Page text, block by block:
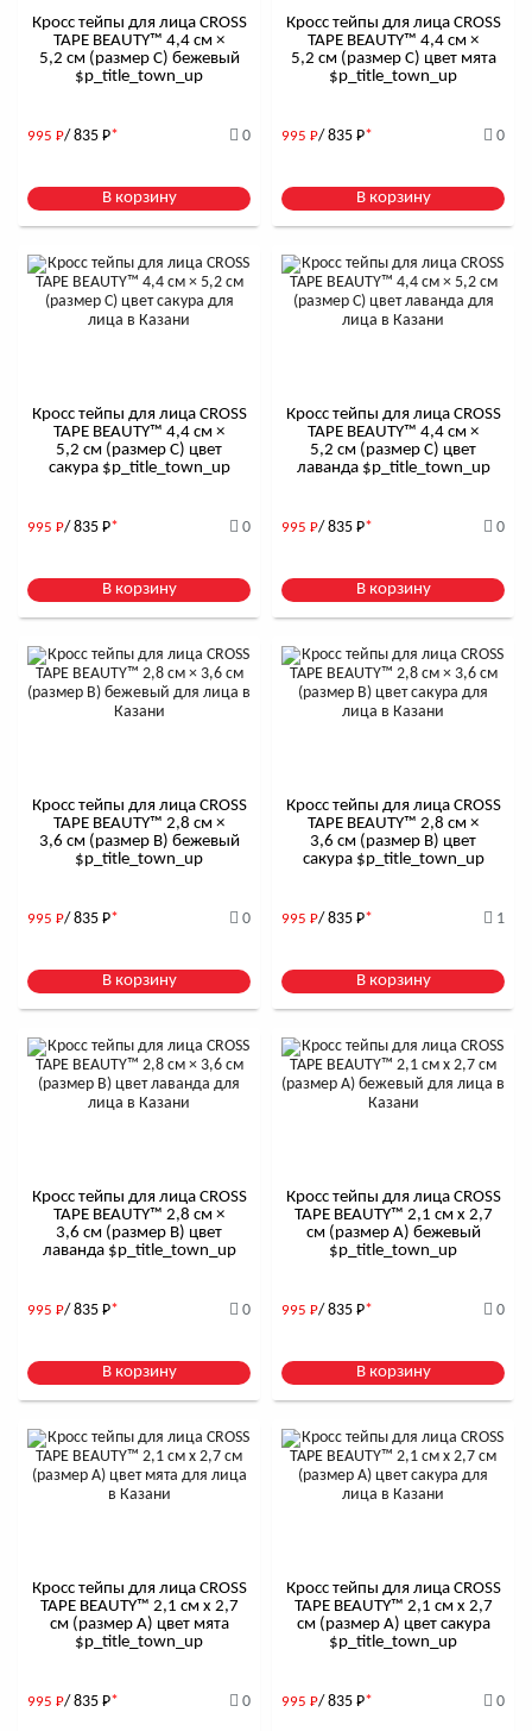
Кросс тейпы для лица CROSS
TAPE BEAUTY™ 4,4 см ×
5,2 см (размер C) бежевый
$р_title_town_up
995 Р/ 835 Р* 0
В корзину
Кросс тейпы для лица CROSS
TAPE BEAUTY™ 4,4 см ×
5,2 см (размер C) цвет мята
$р_title_town_up
995 Р/ 835 Р* 0
В корзину
Кросс тейпы для лица CROSS
TAPE BEAUTY™ 4,4 см ×
5,2 см (размер C) цвет
сакура $р_title_town_up
995 Р/ 835 Р* 0
В корзину
Кросс тейпы для лица CROSS
TAPE BEAUTY™ 4,4 см ×
5,2 см (размер C) цвет
лаванда $р_title_town_up
995 Р/ 835 Р* 0
В корзину
Кросс тейпы для лица CROSS
TAPE BEAUTY™ 2,8 см ×
3,6 см (размер B) бежевый
$р_title_town_up
995 Р/ 835 Р* 0
В корзину
Кросс тейпы для лица CROSS
TAPE BEAUTY™ 2,8 см ×
3,6 см (размер B) цвет
сакура $р_title_town_up
995 Р/ 835 Р* 1
В корзину
Кросс тейпы для лица CROSS
TAPE BEAUTY™ 2,8 см ×
3,6 см (размер B) цвет
лаванда $р_title_town_up
995 Р/ 835 Р* 0
В корзину
Кросс тейпы для лица CROSS
TAPE BEAUTY™ 2,1 см x 2,7
см (размер А) бежевый
$р_title_town_up
995 Р/ 835 Р* 0
В корзину
Кросс тейпы для лица CROSS
TAPE BEAUTY™ 2,1 см x 2,7
см (размер А) цвет мята
$р_title_town_up
995 Р/ 835 Р* 0
Кросс тейпы для лица CROSS
TAPE BEAUTY™ 2,1 см x 2,7
см (размер А) цвет сакура
$р_title_town_up
995 Р/ 835 Р* 0